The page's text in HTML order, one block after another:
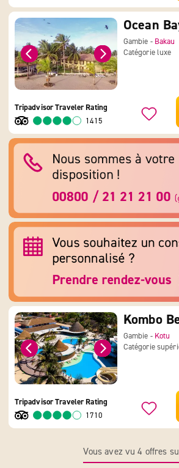
Gambie - Bakau
Catégorie luxe
Tripadvisor Traveler Rating
1415
Kombo
Gambie - Kotu
Catégorie
Tripadvisor Traveler Rating
1710
Vous avez vu 4 offres